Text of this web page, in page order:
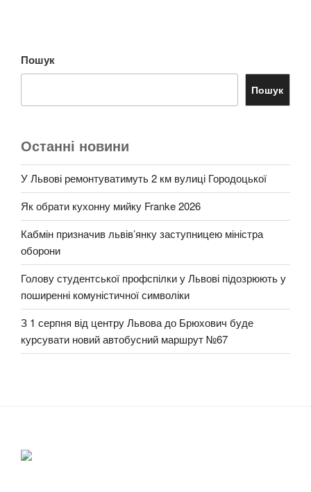
Пошук
Пошук
Останні новини
У Львові ремонтуватимуть 2 км вулиці Городоцької
Як обрати кухонну мийку Franke 2026
Кабмін призначив львів’янку заступницею міністра
оборони
Голову студентської профспілки у Львові підозрюють у
поширенні комуністичної символіки
З 1 серпня від центру Львова до Брюхович буде
курсувати новий автобусний маршрут №67